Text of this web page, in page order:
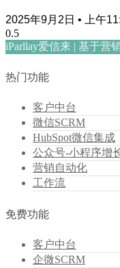
2025年9月2日 上午
iParllay爱信来 | 基于营
热门功能
客户中台
微信SCRM
HubSpot微信集成
公众号-小程序增
营销自动化
工作流
免费功能
客户中台
企微SCRM